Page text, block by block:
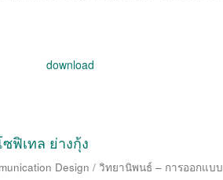
download
ฟิเทล ย่างกุ้ง
Design / วิทยานิพนธ์ – การออกแบบ